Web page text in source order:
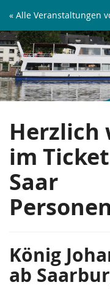
Zum
Inhalt
springen
« Alle Veranstaltungen
König
Johann
Rundfahrt
|
ab
Saarburg
Herzlich
im
Saar
König
ab